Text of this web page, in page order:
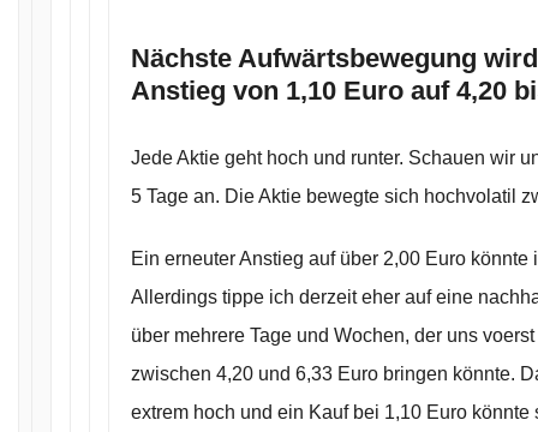
Nächste Aufwärtsbewegung
Anstieg von 1,10 Euro auf 4,20
Jede Aktie geht hoch und runter. Schauen wir
5 Tage an. Die Aktie bewegte sich hochvolatil
Ein erneuter Anstieg auf über 2,00 Euro
Allerdings tippe ich derzeit eher auf eine
über mehrere Tage und Wochen, der uns
zwischen 4,20 und 6,33 Euro bringen könnte.
extrem hoch und ein Kauf bei 1,10 Euro